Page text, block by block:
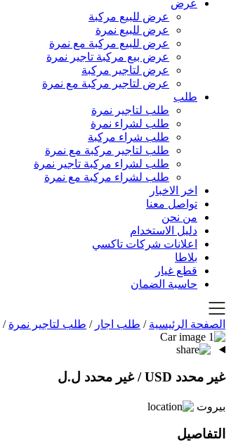
عرض
عرض للبيع مركبة
عرض للبيع نمرة
عرض للبيع مركبة مع نمرة
عرض بيع مركبة تاجير نمرة
عرض لتاجير مركبة
عرض لتاجير مركبة مع نمرة
طلب
طلب لتاجير نمرة
طلب لشراء نمرة
طلب شراء مركبة
طلب لتاجير مركبة مع نمرة
طلب لشراء مركبة تاجير نمرة
طلب لشراء مركبة مع نمرة
اخر الاخبار
تواصل معنا
من نحن
دليل الاستخدام
اعلانات شركات تاكسي
بلاطا
قطع غيار
حاسبة الضمان
الصفحة الرئيسية / طلب اجار / طلب لتاجير نمرة /
غير محدد USD / غير محدد ل.ل
بيروت
التفاصيل